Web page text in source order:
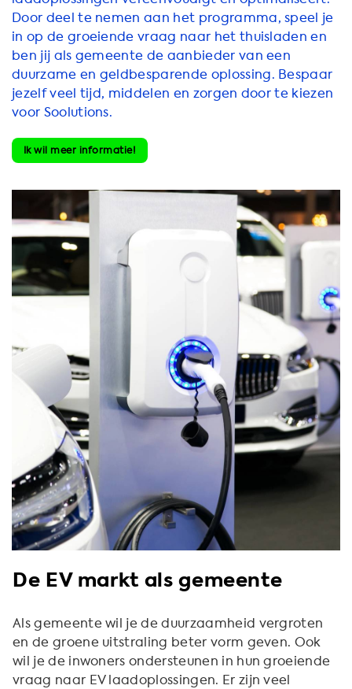
Door deel te nemen aan het programma, speel je
in op de groeiende vraag naar het thuisladen en
ben jij als gemeente de aanbieder van een
duurzame en geldbesparende oplossing. Bespaar
jezelf veel tijd, middelen en zorgen door te kiezen
voor Soolutions.
Ik wil meer informatie!
De EV markt als gemeente
Als gemeente wil je de duurzaamheid vergroten
en de groene uitstraling beter vorm geven. Ook
wil je de inwoners ondersteunen in hun groeiende
vraag naar EV laadoplossingen. Er zijn veel